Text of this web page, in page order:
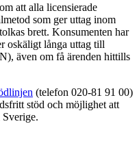
att alla licensierade
som ger uttag inom
brett. Konsumenten har
oskäligt långa uttag till
även om få ärenden hittills
(telefon 020-81 91 00)
stöd och möjlighet att